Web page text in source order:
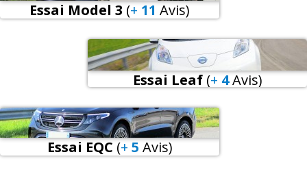
Essai Model 3 (+ 11 Avis)
Essai Leaf(+ 4 Avis)
Essai EQC (+ 5 Avis)